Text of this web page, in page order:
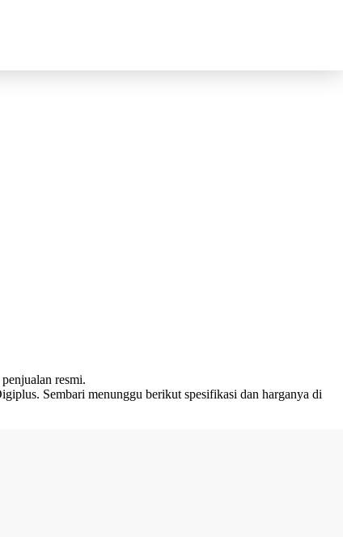
resmi.
Sembari menunggu berikut spesifikasi dan harganya di